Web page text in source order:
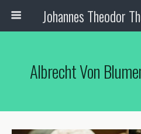
Albrecht Von